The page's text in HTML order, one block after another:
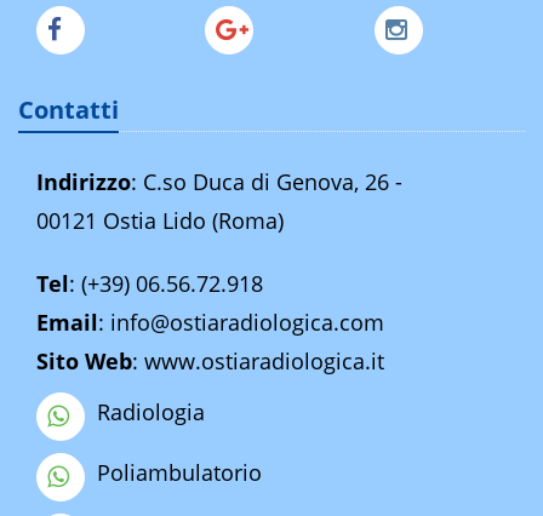
Contatti
Indirizzo: C.so Duca di Genova, 26 -
00121 Ostia Lido (Roma)
Tel: (+39) 06.56.72.918
Email: info@ostiaradiologica.com
Sito Web: www.ostiaradiologica.it
Radiologia
Poliambulatorio